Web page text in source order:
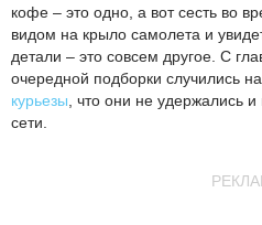
кофе – это одно, а вот сесть во
видом на крыло самолета и
детали – это совсем другое. С
очередной подборки случились
курьезы , что они не удержались
сети.